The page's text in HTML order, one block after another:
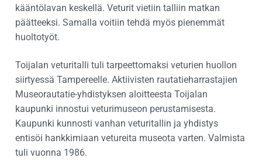
kääntölavan keskellä. Veturit vietiin talliin matkan
päätteeksi. Samalla voitiin tehdä myös pienemmät
huoltotyöt.
Toijalan veturitalli tuli tarpeettomaksi veturien huollon
siirtyessä Tampereelle. Aktiivisten rautatieharrastajien
Museorautatie-yhdistyksen aloitteesta Toijalan
kaupunki innostui veturimuseon perustamisesta.
Kaupunki kunnosti vanhan veturitallin ja yhdistys
entisöi hankkimiaan vetureita museota varten. Valmista
tuli vuonna 1986.